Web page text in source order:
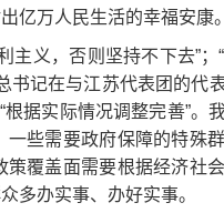
亿万人民生活的幸福安康。
义，否则坚持不下去”
书记在与江苏代表团的
据实际情况调整完善”。
些需要政府保障的特殊
覆盖面需要根据经济社
多办实事、办好实事。